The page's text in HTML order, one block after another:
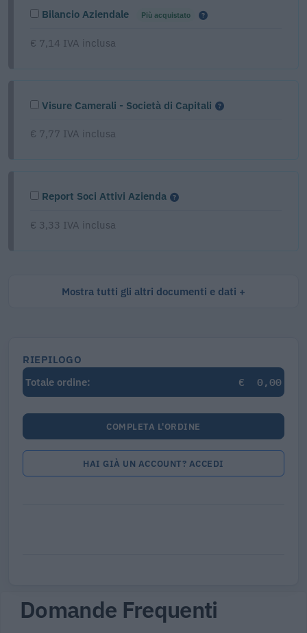
Bilancio Aziendale Più acquistato
€ 7,14 IVA inclusa
Visure Camerali - Società di Capitali
€ 7,77 IVA inclusa
Report Soci Attivi Azienda
€ 3,33 IVA inclusa
Mostra tutti gli altri documenti e dati
RIEPILOGO
Totale ordine:
€ 0,00
COMPLETA L'ORDINE
HAI GIÀ UN ACCOUNT? ACCEDI
Domande Frequenti